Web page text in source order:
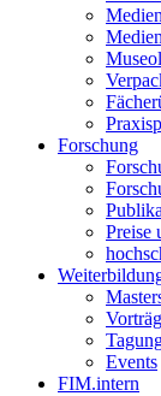
Forschung
Preise
Events
FIM.intern